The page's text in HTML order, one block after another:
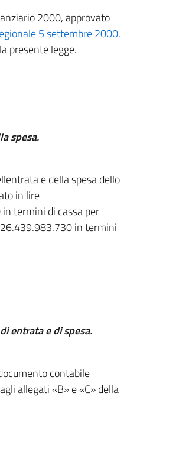
2000, approvato
5 settembre 2000,
presente legge.
spesa.
e della spesa dello
in lire
termini di cassa per
in termini
entrata e di spesa.
contabile
allegati «B» e «C» della